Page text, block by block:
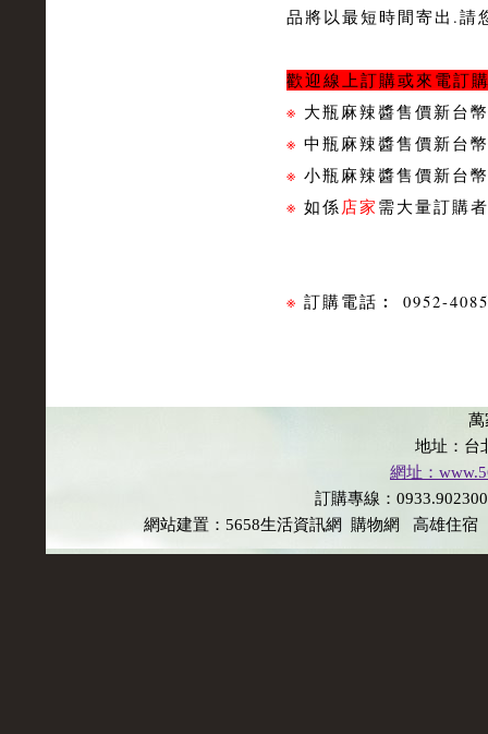
品將以最短時間寄出.請
歡迎線上訂購或來電訂
※ 大瓶麻辣醬售價新台幣
※ 中瓶麻辣醬售價新台幣
※ 小瓶麻辣醬售價新台幣
※ 如係店家 需大量訂購
※ 訂購電話︰ 0952-
萬
地址：台
網址：
訂購專線：
網站建置： 5658生活資訊網 購物網 高雄住宿